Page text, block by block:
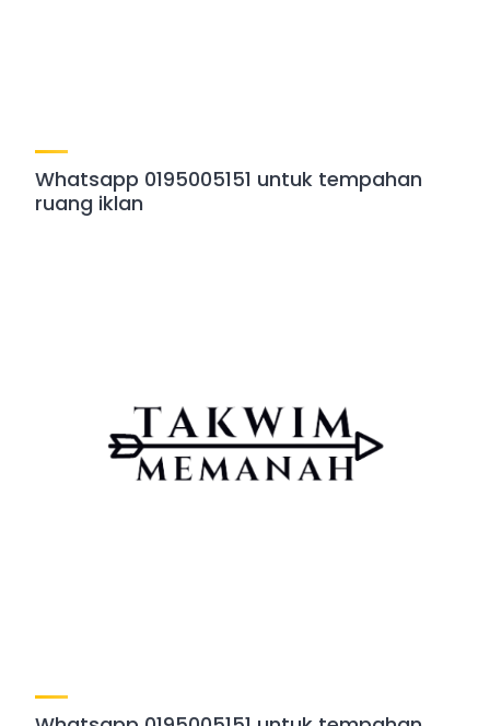
Whatsapp 0195005151 untuk tempahan
ruang iklan